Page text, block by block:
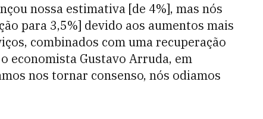
nossa estimativa [de 4%], mas nós
para 3,5%] devido aos aumentos mais
combinados com uma recuperação
economista Gustavo Arruda, em
nos tornar consenso, nós odiamos